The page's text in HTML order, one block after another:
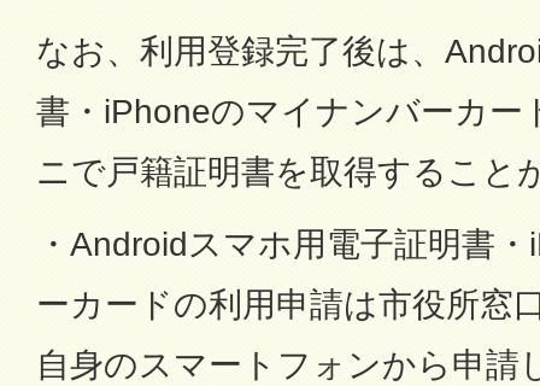
なお、利用登録完了後は、
書・iPhoneのマイナンバーカー
ニで戸籍証明書を取得すること
・Androidスマホ用電子証明書
ーカードの利用申請は市役所窓
自身のスマートフォンから申請